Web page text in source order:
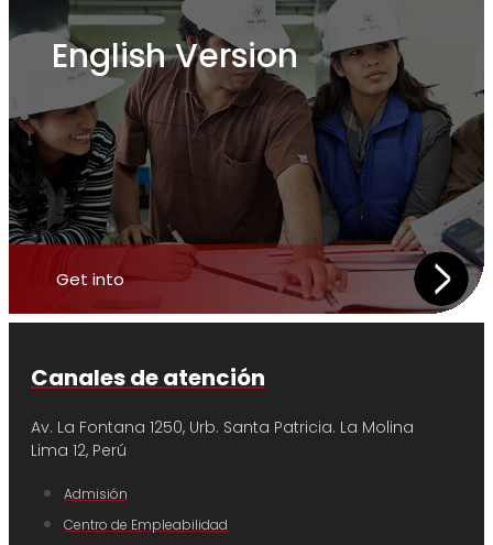
English Version
Get into
Canales de atención
Av. La Fontana 1250, Urb. Santa Patricia. La Molina
Lima 12, Perú
Admisión
Centro de Empleabilidad